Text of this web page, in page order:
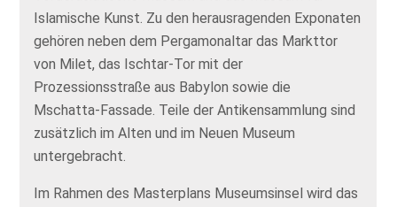
Islamische Kunst. Zu den herausragenden Exponaten
gehören neben dem Pergamonaltar das Markttor
von Milet, das Ischtar‑Tor mit der
Prozessionsstraße aus Babylon sowie die
Mschatta‑Fassade. Teile der Antikensammlung sind
zusätzlich im Alten und im Neuen Museum
untergebracht.
Im Rahmen des Masterplans Museumsinsel wird das